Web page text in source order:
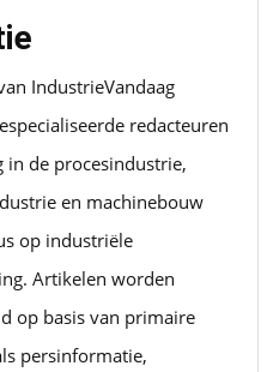
IndustrieVandaag
redacteuren
in de procesindustrie,
en machinebouw
op industriële
Artikelen worden
op basis van primaire
persinformatie,